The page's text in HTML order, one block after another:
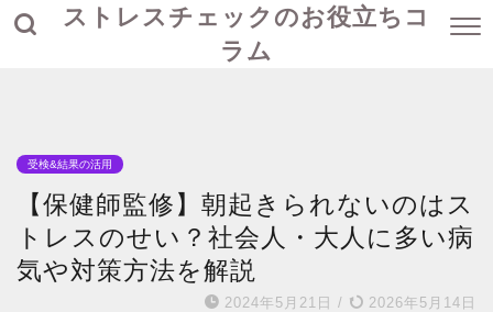
ストレスチェックのお役立ちコ
ラム
受検&結果の活用
【保健師監修】朝起きられないのはス
トレスのせい？社会人・大人に多い病
気や対策方法を解説
2024年5月21日 / 2026年5月14日